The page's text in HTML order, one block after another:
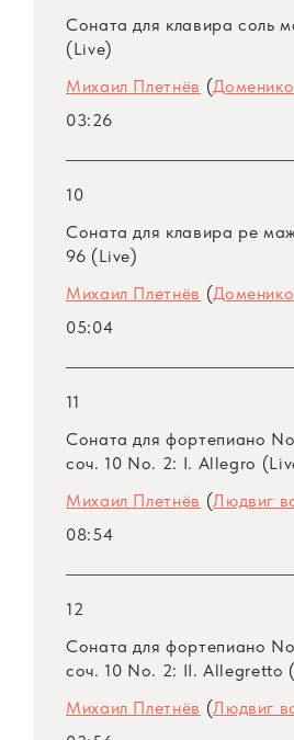
Соната для клавира соль
(Live)
Михаил Плетнёв (
03:26
10
Соната для клавира ре
96 (Live)
Михаил Плетнёв (
05:04
11
Соната для фортепиано
соч. 10 No. 2: I. Allegro
Михаил Плетнёв (Людвиг
08:54
12
Соната для фортепиано
соч. 10 No. 2: II. Allegretto
Михаил Плетнёв (Людвиг